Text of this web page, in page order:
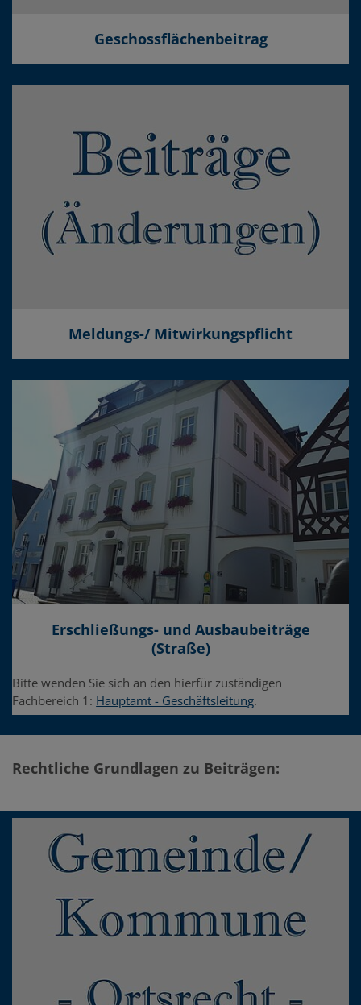
Geschossflächenbeitrag
Meldungs-/ Mitwirkungspflicht
Erschließungs- und Ausbaubeiträge
(Straße)
Bitte wenden Sie sich an den hierfür zuständigen
Fachbereich 1: Hauptamt - Geschäftsleitung.
Rechtliche Grundlagen zu Beiträgen: